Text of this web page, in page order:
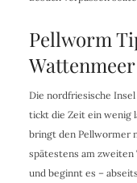
Pellworm
Wattenmeer
Die nordfriesische
tickt die Zeit ein wenig
bringt den Pellwormer
spätestens am zweiten
und beginnt es –